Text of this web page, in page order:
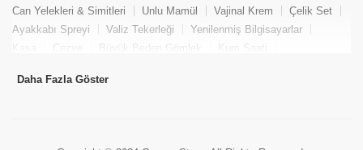
Can Yelekleri & Simitleri
Unlu Mamül Vajinal Krem
Çelik Set
Ayakkabı Spreyi
Valiz Tekerleği
Yenilenmiş Bilgisayarlar
Kasa
Cezve Büyük Beden Gömlek
Kum Saati
Tekne Bağlama & Demirleme
Daha Fazla Göster